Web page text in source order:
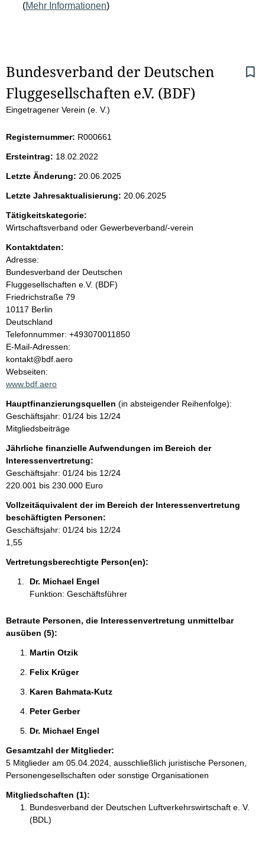
(Mehr Informationen)
S
e
t
e
n
i
n
h
a
l
t
Bundesverband der Deutschen
Fluggesellschaften e.V. (BDF)
Eingetragener Verein (e. V.)
Registernummer: R000661
Ersteintrag: 18.02.2022
Letzte Änderung: 20.06.2025
Letzte Jahresaktualisierung: 20.06.2025
Tätigkeitskategorie:
Wirtschaftsverband oder Gewerbeverband/-verein
Kontaktdaten:
Adresse:
Bundesverband der Deutschen
Fluggesellschaften e.V. (BDF)
Friedrichstraße 79
10117 Berlin
Deutschland
K
o
n
t
a
t
i
n
f
o
r
m
t
i
o
n
e
Telefonnummer: +493070011850
E-Mail-Adressen:
kontakt@bdf.aero
Webseiten:
www.bdf.aero
Hauptfinanzierungsquellen (in absteigender Reihenfolge):
Geschäftsjahr: 01/24 bis 12/24
Mitgliedsbeiträge
Jährliche finanzielle Aufwendungen im Bereich der
Interessenvertretung:
Geschäftsjahr: 01/24 bis 12/24
220.001 bis 230.000 Euro
Vollzeitäquivalent der im Bereich der Interessenvertretung
beschäftigten Personen:
Geschäftsjahr: 01/24 bis 12/24
1,55
Vertretungsberechtigte Person(en):
Dr. Michael Engel
Funktion: Geschäftsführer
Betraute Personen, die Interessenvertretung unmittelbar
ausüben (5):
Martin Otzik
Felix Krüger
Karen Bahmata-Kutz
Peter Gerber
Dr. Michael Engel
Gesamtzahl der Mitglieder:
5 Mitglieder am 05.04.2024, ausschließlich juristische Personen,
Personengesellschaften oder sonstige Organisationen
Mitgliedschaften (1):
Bundesverband der Deutschen Luftverkehrswirtschaft e. V.
(BDL)